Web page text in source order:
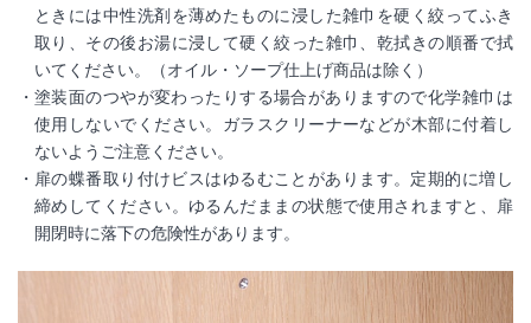
ときには中性洗剤を薄めたものに浸した雑巾を硬く絞ってふき
取り、その後お湯に浸して硬く絞った雑巾、乾拭きの順番で拭
いてください。（オイル・ソープ仕上げ商品は除く）
塗装面のつやが変わったりする場合がありますので化学雑巾は
使用しないでください。ガラスクリーナーなどが木部に付着し
ないようご注意ください。
扉の蝶番取り付けビスはゆるむことがあります。定期的に増し
締めしてください。ゆるんだままの状態で使用されますと、扉
開閉時に落下の危険性があります。